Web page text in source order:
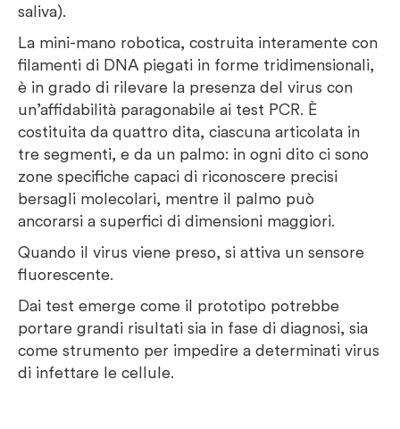
saliva).
La mini-mano robotica, costruita interamente con
filamenti di DNA piegati in forme tridimensionali,
è in grado di rilevare la presenza del virus con
un’affidabilità paragonabile ai test PCR. È
costituita da quattro dita, ciascuna articolata in
tre segmenti, e da un palmo: in ogni dito ci sono
zone specifiche capaci di riconoscere precisi
bersagli molecolari, mentre il palmo può
ancorarsi a superfici di dimensioni maggiori.
Quando il virus viene preso, si attiva un sensore
fluorescente.
Dai test emerge come il prototipo potrebbe
portare grandi risultati sia in fase di diagnosi, sia
come strumento per impedire a determinati virus
di infettare le cellule.